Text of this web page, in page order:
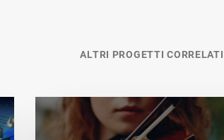
ALTRI PROGETTI CORRELATI